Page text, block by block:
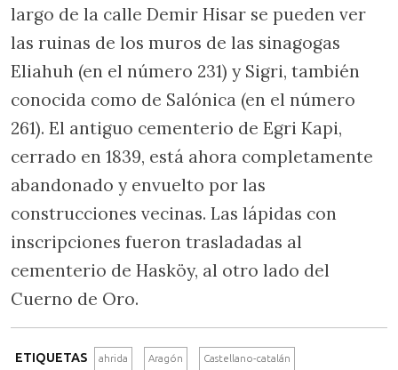
largo de la calle Demir Hisar se pueden ver
las ruinas de los muros de las sinagogas
Eliahuh (en el número 231) y Sigri, también
conocida como de Salónica (en el número
261). El antiguo cementerio de Egri Kapi,
cerrado en 1839, está ahora completamente
abandonado y envuelto por las
construcciones vecinas. Las lápidas con
inscripciones fueron trasladadas al
cementerio de Hasköy, al otro lado del
Cuerno de Oro.
ETIQUETAS ahrida Aragón Castellano-catalán